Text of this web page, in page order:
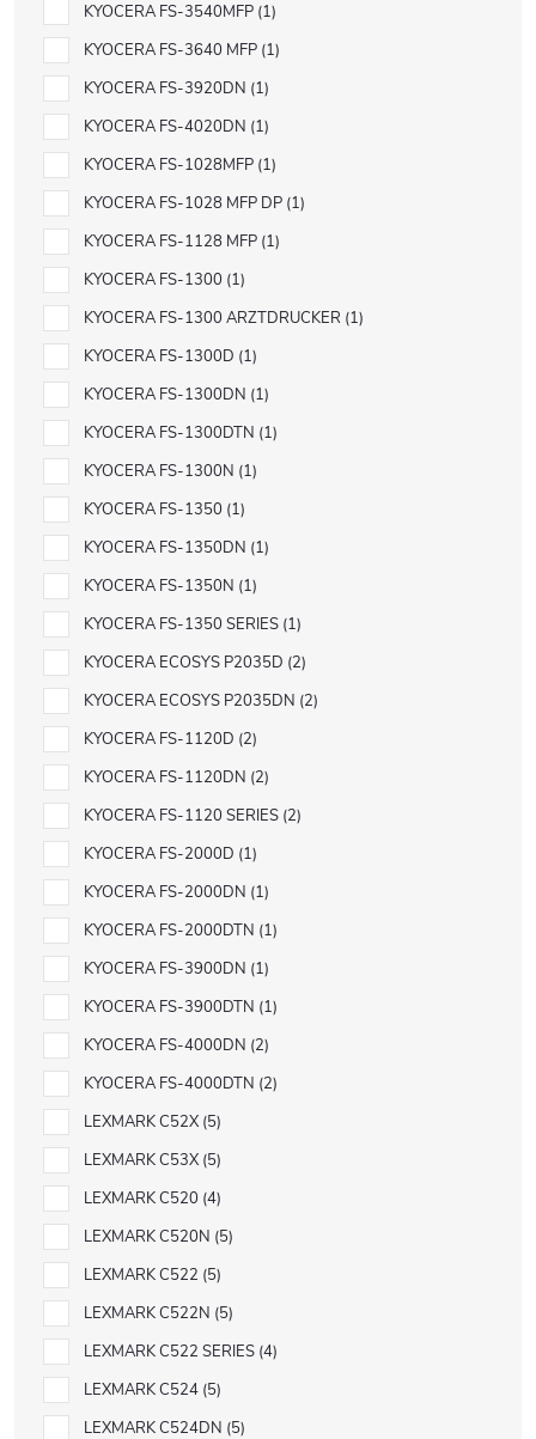
KYOCERA FS-3540MFP 1
KYOCERA FS-3640 MFP 1
KYOCERA FS-3920DN 1
KYOCERA FS-4020DN 1
KYOCERA FS-1028MFP 1
KYOCERA FS-1028 MFP DP 1
KYOCERA FS-1128 MFP 1
KYOCERA FS-1300 1
KYOCERA FS-1300 ARZTDRUCKER 1
KYOCERA FS-1300D 1
KYOCERA FS-1300DN 1
KYOCERA FS-1300DTN 1
KYOCERA FS-1300N 1
KYOCERA FS-1350 1
KYOCERA FS-1350DN 1
KYOCERA FS-1350N 1
KYOCERA FS-1350 SERIES 1
KYOCERA ECOSYS P2035D 2
KYOCERA ECOSYS P2035DN 2
KYOCERA FS-1120D 2
KYOCERA FS-1120DN 2
KYOCERA FS-1120 SERIES 2
KYOCERA FS-2000D 1
KYOCERA FS-2000DN 1
KYOCERA FS-2000DTN 1
KYOCERA FS-3900DN 1
KYOCERA FS-3900DTN 1
KYOCERA FS-4000DN 2
KYOCERA FS-4000DTN 2
LEXMARK C52X 5
LEXMARK C53X 5
LEXMARK C520 4
LEXMARK C520N 5
LEXMARK C522 5
LEXMARK C522N 5
LEXMARK C522 SERIES 4
LEXMARK C524 5
LEXMARK C524DN 5